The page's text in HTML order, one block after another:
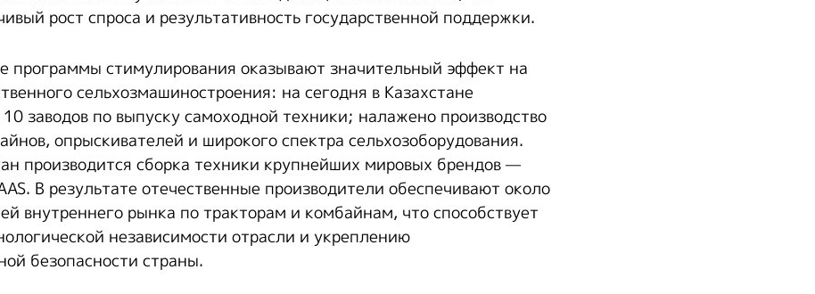
рост спроса и результативность государственной поддержки.
программы стимулирования оказывают значительный эффект на
сельхозмашиностроения: на сегодня в Казахстане
заводов по выпуску самоходной техники; налажено производство
опрыскивателей и широкого спектра сельхозоборудования.
производится сборка техники крупнейших мировых брендов —
В результате отечественные производители обеспечивают около
внутреннего рынка по тракторам и комбайнам, что способствует
независимости отрасли и укреплению
безопасности страны.